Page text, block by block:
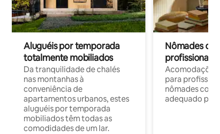
Aluguéis por temporada
totalmente mobiliados
Da tranquilidade de chalés
nas montanhas à
conveniência de
apartamentos urbanos, estes
aluguéis por temporada
mobiliados têm todas as
comodidades de um lar.
Nômades
profissionais
para
nômades com
adequado